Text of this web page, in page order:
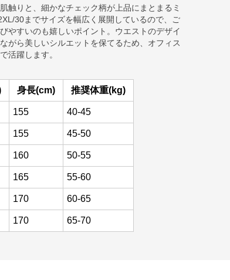
触りと、細かなチェック柄が上品にまとまるミ
30までサイズを幅広く展開しているので、ご
やすいのも嬉しいポイント。ウエストのデザイ
がら美しいシルエットを保てるため、オフィス
活躍します。
身長(cm) 推奨体重(kg)
155 40-45
155 45-50
160 50-55
165 55-60
170 60-65
170 65-70